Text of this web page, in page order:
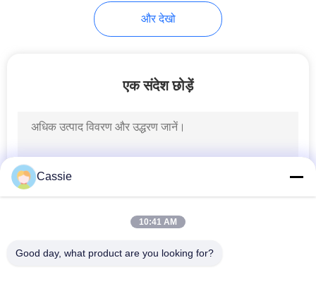
अल्ट्रासोनिक सिलाई
अल्ट्रासोनिक काटने की
95
और देखो
एक संदेश छोड़ें
Cassie
10:41 AM
Good day, what product are you looking for?